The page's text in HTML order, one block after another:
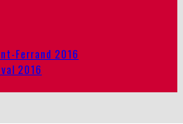
Ferrand 2016
2016